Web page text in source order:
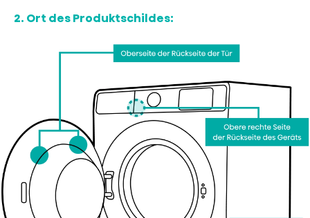
2. Ort des Produktschildes: